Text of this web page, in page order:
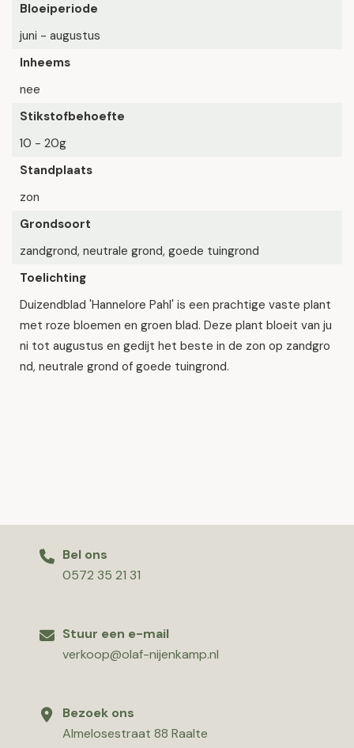
Bloeiperiode
juni - augustus
Inheems
nee
Stikstofbehoefte
10 - 20g
Standplaats
zon
Grondsoort
zandgrond, neutrale grond, goede tuingrond
Toelichting
Duizendblad 'Hannelore Pahl' is een prachtige vaste plant
met roze bloemen en groen blad. Deze plant bloeit van ju
ni tot augustus en gedijt het beste in de zon op zandgro
nd, neutrale grond of goede tuingrond.
Bel ons
0572 35 21 31
Stuur een e-mail
verkoop@olaf-nijenkamp.nl
Bezoek ons
Almelosestraat 88 Raalte